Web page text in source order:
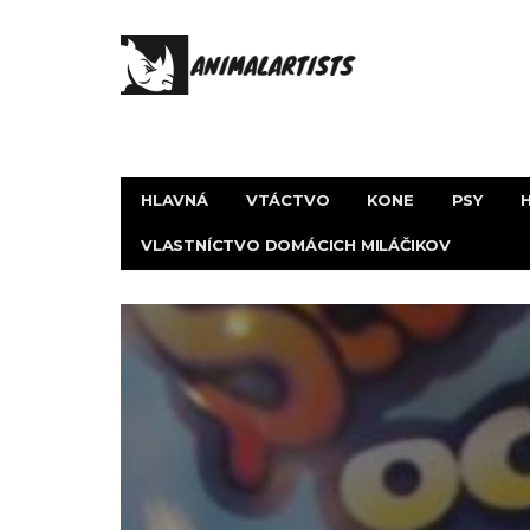
HLAVNÁ VTÁCTVO KONE PSY
VLASTNÍCTVO DOMÁCICH MILÁČIKOV